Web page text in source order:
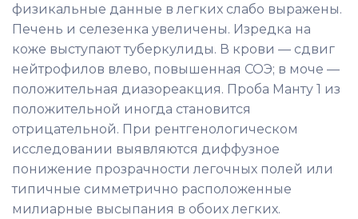
физикальные данные в легких слабо выражены.
Печень и селезенка увеличены. Изредка на
коже выступают туберкулиды. В крови — сдвиг
нейтрофилов влево, повышенная СОЭ; в моче —
положительная диазореакция. Проба Манту 1 из
положительной иногда становится
отрицательной. При рентгенологическом
исследовании выявляются диффузное
понижение прозрачности легочных полей или
типичные симметрично расположенные
милиарные высыпания в обоих легких.